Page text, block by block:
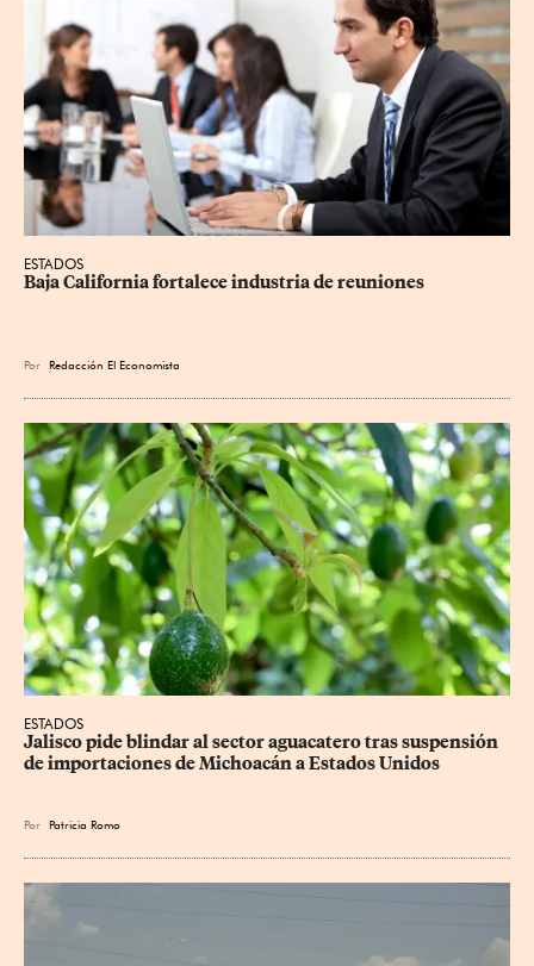
ESTADOS
Baja California fortalece industria de reuniones
Por Redacción El Economista
ESTADOS
Jalisco pide blindar al sector aguacatero tras suspensión
de importaciones de Michoacán a Estados Unidos
Por Patricia Romo